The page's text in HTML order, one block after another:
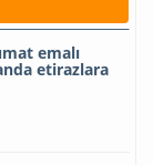
emalı
etirazlara